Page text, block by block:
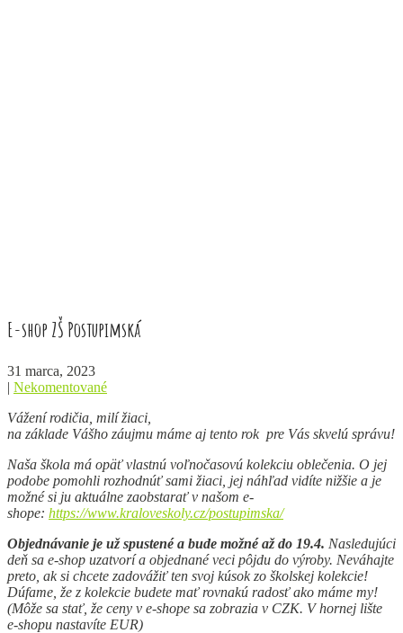
E-shop ZŠ Postupimská
31 marca, 2023
| Nekomentované
Vážení rodičia, milí žiaci,
na základe Vášho záujmu máme aj tento rok pre Vás skvelú správu!
Naša škola má opäť vlastnú voľnočasovú kolekciu oblečenia. O jej
podobe pomohli rozhodnúť sami žiaci, jej náhľad vidíte nižšie a je
možné si ju aktuálne zaobstarať v našom e-
shope: https://www.kraloveskoly.cz/postupimska/
Objednávanie je už spustené a bude možné až do 19.4. Nasledujúci
deň sa e-shop uzatvorí a objednané veci pôjdu do výroby. Neváhajte
preto, ak si chcete zadovážiť ten svoj kúsok zo školskej kolekcie!
Dúfame, že z kolekcie budete mať rovnakú radosť ako máme my!
(Môže sa stať, že ceny v e-shope sa zobrazia v CZK. V hornej lište
e-shopu nastavíte EUR)